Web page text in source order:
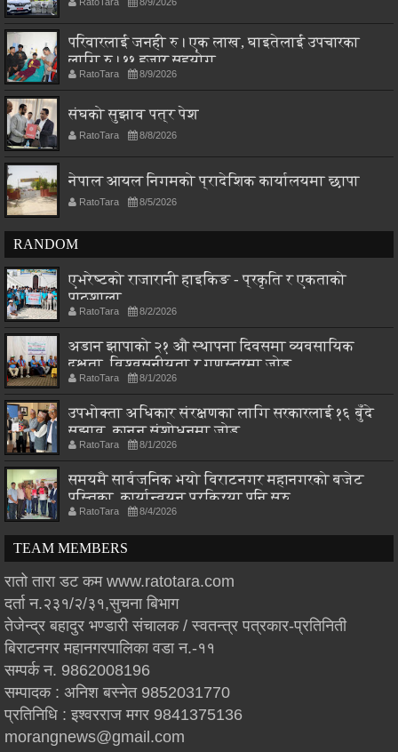
परिवारलाई जनही रु। एक लाख, घाइतेलाई उपचारका
लागि रु। ११ हजार सहयोग
RatoTara 8/9/2026
संघको सुझाव पत्र पेश
RatoTara 8/8/2026
नेपाल आयल निगमको प्रादेशिक कार्यालयमा छापा
RatoTara 8/5/2026
RANDOM
एभरेष्टको राजारानी हाइकिङ - प्रकृति र एकताको
पाठशाला
RatoTara 8/2/2026
अडान झापाको २१ औ स्थापना दिवसमा व्यवसायिक
दक्षता, विश्वसनीयता र गुणस्तरमा जोड
RatoTara 8/1/2026
उपभोक्ता अधिकार संरक्षणका लागि सरकारलाई १६ बुँदे
सुझाव, कानुन संशोधनमा जोड
RatoTara 8/1/2026
समयमै सार्वजनिक भयो विराटनगर महानगरको बजेट
पुस्तिका, कार्यान्वयन प्रक्रिया पनि सुरु
RatoTara 8/4/2026
TEAM MEMBERS
रातो तारा डट कम www.ratotara.com
दर्ता न.२३१/२/३१,सुचना बिभाग
तेजेन्द्र बहादुर भण्डारी संचालक / स्वतन्त्र पत्रकार-प्रतिनिती
बिराटनगर महानगरपालिका वडा न.-११
सम्पर्क न. 9862008196
सम्पादक : अनिश बस्नेत 9852031770
प्रतिनिधि : इश्वरराज मगर 9841375136
morangnews@gmail.com